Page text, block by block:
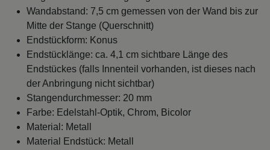
Wandabstand: 7,5 cm gemessen von der Wand bis zur
Mitte der Stange (Querschnitt)
Endstückform: Konus
Endstücklänge: ca. 4,1 cm sichtbare Länge des
Endstückes (falls Innenteil vorhanden, ist dieses nach
der Anbringung nicht sichtbar)
Stangendurchmesser: 20 mm
Farbe: Edelstahl-Optik, Chrom, Bicolor
Material: Metall
Material Endstück: Metall